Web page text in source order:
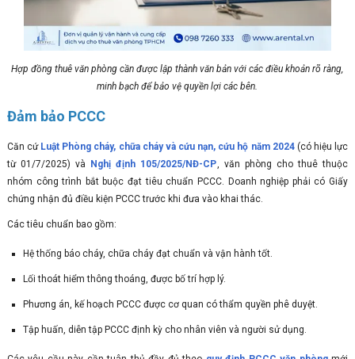
Hợp đồng thuê văn phòng cần được lập thành văn bản với các điều khoản rõ ràng,
minh bạch để bảo vệ quyền lợi các bên.
Đảm bảo PCCC
Căn cứ Luật Phòng cháy, chữa cháy và cứu nạn, cứu hộ năm 2024(có hiệu lực
từ 01/7/2025) và
Nghị định 105/2025/NĐ-CP, văn phòng cho thuê thuộc
nhóm công trình bắt buộc đạt tiêu chuẩn PCCC. Doanh nghiệp phải có Giấy
chứng nhận đủ điều kiện PCCC trước khi đưa vào khai thác.
Các tiêu chuẩn bao gồm:
Hệ thống báo cháy, chữa cháy đạt chuẩn và vận hành tốt.
Lối thoát hiểm thông thoáng, được bố trí hợp lý.
Phương án, kế hoạch PCCC được cơ quan có thẩm quyền phê duyệt.
Tập huấn, diễn tập PCCC định kỳ cho nhân viên và người sử dụng.